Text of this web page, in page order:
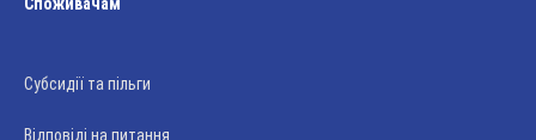
Споживачам
Субсидії та пільги
Відповіді на питання